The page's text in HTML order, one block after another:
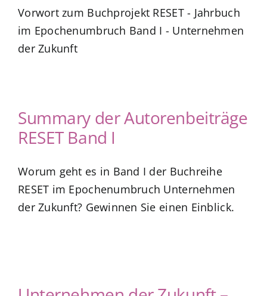
Vorwort zum Buchprojekt RESET - Jahrbuch
im Epochenumbruch Band I - Unternehmen
der Zukunft
Summary der Autorenbeiträge
RESET Band I
Worum geht es in Band I der Buchreihe
RESET im Epochenumbruch Unternehmen
der Zukunft? Gewinnen Sie einen Einblick.